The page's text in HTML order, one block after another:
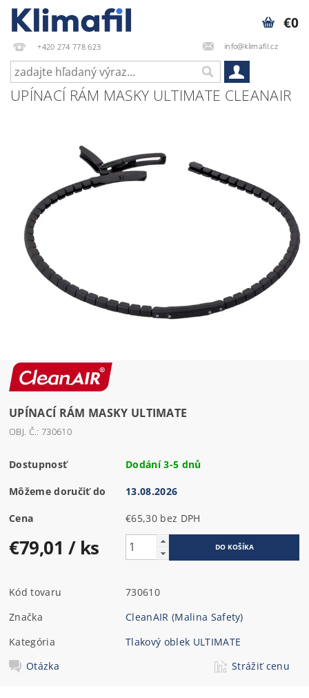
+420 274 778 623 info@klimafil.cz
€0
UPÍNACÍ RÁM MASKY ULTIMATE CLEANAIR
UPÍNACÍ RÁM MASKY ULTIMATE
OBJ. Č.: 730610
Dostupnosť Dodání 3-5 dnů
Môžeme doručiť do 13.08.2026
Cena €65,30 bez DPH
€79,01 / ks
Kód tovaru
730610
Značka
CleanAIR (Malina Safety)
Kategória
Tlakový oblek ULTIMATE
Otázka
Strážiť cenu